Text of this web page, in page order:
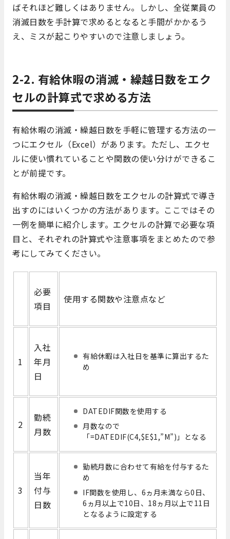
ばそれほど難しくはありません。しかし、全従業員の
消滅日数を手計算で求めるとなると手間がかかるう
え、ミスが起こりやすいので注意しましょう。
2-2. 有給休暇の消滅・繰越日数をエク
セルの計算式で求める方法
有給休暇の消滅・繰越日数を手軽に管理する方法の一
つにエクセル （Excel） があります。ただし、エクセ
ルに使い慣れていることや関数の使い分けができるこ
とが前提です。
有給休暇の消滅・繰越日数をエクセルの計算式で導き
出すのにはいくつかの方法があります。ここではその
一例を簡単に紹介します。エクセルの計算で必要な項
目と、それぞれの計算式や注意事項をまとめたので参
考にしてみてください。
必要
項目
使用する関数や注意点など
1
入社
年月
日
有給休暇は入社日を基準に算出するた
め
2
勤続
月数
DATEDIF関数を使用する
月数なので
「=DATEDIF(C4,$E$1,”M”)」となる
3
当年
付与
日数
勤続月数に合わせて有給を付与するた
め
IF関数を使用し、6ヵ月未満なら0日、
6 ヵ月以上で10日、18ヵ月以上で11日
となるように設定する